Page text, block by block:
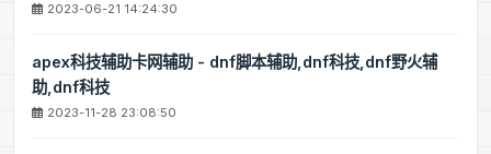
2023-06-21 14:24:30
apex科技辅助卡网辅助 - dnf脚本辅助,dnf科技,dnf野火辅
助,dnf科技
2023-11-28 23:08:50